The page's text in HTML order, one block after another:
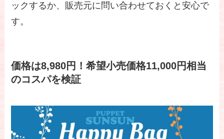
ックするか、販売元に問い合わせておくと安心で
す。
価格は8,980円！希望小売価格11,000円相当
のコスパを検証